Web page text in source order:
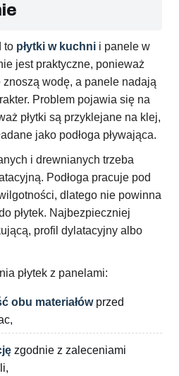
to płytki w kuchni i panele w
jest praktyczne, ponieważ
wodę, a panele nadają
Problem pojawia się na
płytki są przyklejane na klej,
jako podłoga pływająca.
i drewnianych trzeba
Podłoga pracuje pod
dlatego nie powinna
płytek. Najbezpieczniej
profil dylatacyjny albo
płytek z panelami:
obu materiałówprzed
zgodnie z zaleceniami